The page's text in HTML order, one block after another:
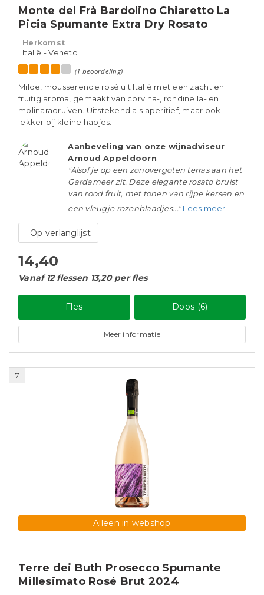
Monte del Frà Bardolino Chiaretto La
Picia Spumante Extra Dry Rosato
Herkomst
Italië - Veneto
(1 beoordeling)
Milde, mousserende rosé uit Italië met een zacht en
fruitig aroma, gemaakt van corvina-, rondinella- en
molinaradruiven. Uitstekend als aperitief, maar ook
lekker bij kleine hapjes.
Aanbeveling van onze wijnadviseur
Arnoud Appeldoorn
"Alsof je op een zonovergoten terras aan het
Gardameer zit. Deze elegante rosato bruist
van rood fruit, met tonen van rijpe kersen en
een vleugje rozenblaadjes..." Lees meer
Op verlanglijst
14,40
Vanaf 12 flessen 13,20 per fles
Fles Doos (6)
Meer informatie
7
Alleen in webshop
Terre dei Buth Prosecco Spumante
Millesimato Rosé Brut 2024